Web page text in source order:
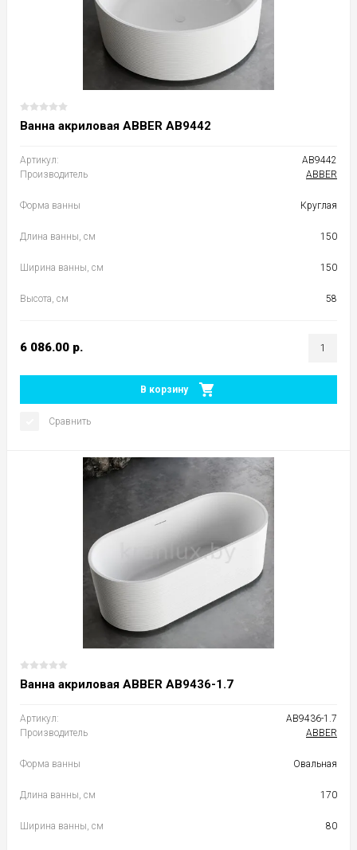
Ванна акриловая ABBER AB9442
Артикул:
AB9442
Производитель
ABBER
Форма ванны Круглая
Длина ванны, см 150
Ширина ванны, см 150
Высота, см 58
6 086.00 р.
В корзину
Сравнить
Ванна акриловая ABBER AB9436-1.7
Артикул:
AB9436-1.7
Производитель
ABBER
Форма ванны Овальная
Длина ванны, см 170
Ширина ванны, см 80